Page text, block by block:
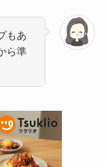
もあ
ら準